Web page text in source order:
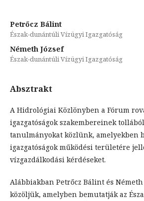
Petrőcz Bálint
Észak-dunántúli Vízügyi Igazgatóság
Németh József
Észak-dunántúli Vízügyi Igazgatóság
Absztrakt
A Hidrológiai Közlönyben a Fórum
igazgatóságok szakembereinek
tanulmányokat közlünk, amelyekben
igazgatóságok működési területére
vízgazdálkodási kérdéseket.
Alábbiakban Petrőcz Bálint és Németh
közöljük, amelyben bemutatják az